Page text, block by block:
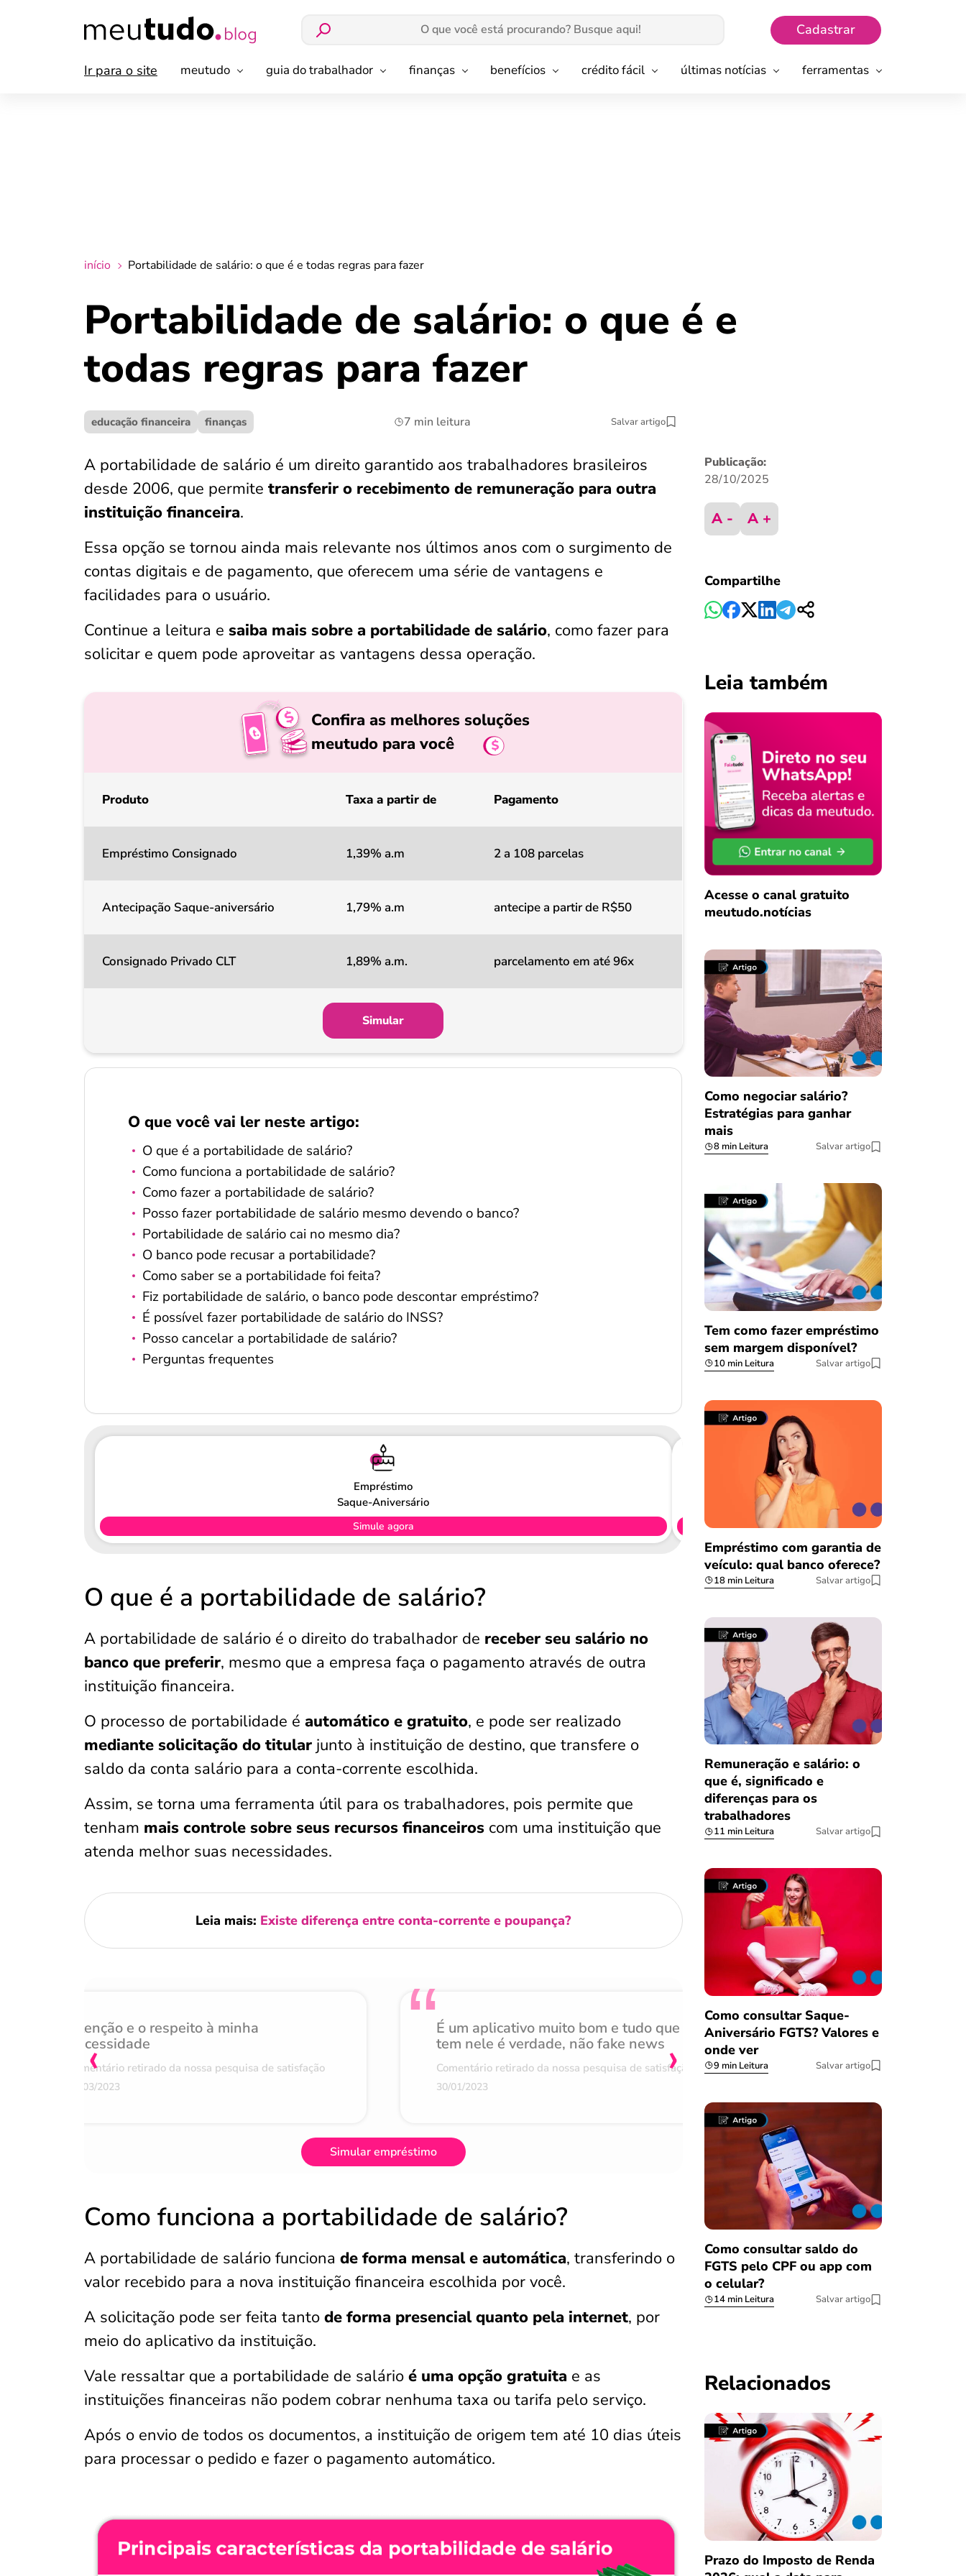
Cadastrar
Ir para o site meutudo guia do trabalhador finanças benefícios crédito fácil últimas notícias ferramentas
início Portabilidade de salário: o que é e todas regras para fazer
Portabilidade de salário: o que é e
todas regras para fazer
educação financeira finanças 7 min leitura Salvar artigo
A portabilidade de salário é um direito garantido aos trabalhadores brasileiros
desde 2006, que permite transferir o recebimento de remuneração para outra
instituição financeira.
Essa opção se tornou ainda mais relevante nos últimos anos com o surgimento de
contas digitais e de pagamento, que oferecem uma série de vantagens e
facilidades para o usuário.
Continue a leitura e saiba mais sobre a portabilidade de salário, como fazer para
solicitar e quem pode aproveitar as vantagens dessa operação.
Confira as melhores soluções
meutudo para você
Produto Taxa a partir de Pagamento
Empréstimo Consignado 1,39% a.m 2 a 108 parcelas
Antecipação Saque-aniversário 1,79% a.m antecipe a partir de R$50
Consignado Privado CLT 1,89% a.m. parcelamento em até 96x
Simular
O que você vai ler neste artigo:
O que é a portabilidade de salário?
Como funciona a portabilidade de salário?
Como fazer a portabilidade de salário?
Posso fazer portabilidade de salário mesmo devendo o banco?
Portabilidade de salário cai no mesmo dia?
O banco pode recusar a portabilidade?
Como saber se a portabilidade foi feita?
Fiz portabilidade de salário, o banco pode descontar empréstimo?
É possível fazer portabilidade de salário do INSS?
Posso cancelar a portabilidade de salário?
Perguntas frequentes
Empréstimo
Saque-Aniversário
Simule agora
O que é a portabilidade de salário?
A portabilidade de salário é o direito do trabalhador de receber seu salário no
banco que preferir, mesmo que a empresa faça o pagamento através de outra
instituição financeira.
O processo de portabilidade é automático e gratuito, e pode ser realizado
mediante solicitação do titular junto à instituição de destino, que transfere o
saldo da conta salário para a conta-corrente escolhida.
Assim, se torna uma ferramenta útil para os trabalhadores, pois permite que
tenham mais controle sobre seus recursos financeiros com uma instituição que
atenda melhor suas necessidades.
Leia mais: Existe diferença entre conta-corrente e poupança?
Atenção e o respeito à minha
necessidade
Comentário retirado da nossa pesquisa de satisfação
07/03/2023
É um aplicativo muito bom e tudo que
tem nele é verdade, não fake news
Comentário retirado da nossa pesquisa de satisfação
30/01/2023
Achei muito rápido,
burocracia
Comentário retirado da nossa
‹ ›
Simular empréstimo
Como funciona a portabilidade de salário?
A portabilidade de salário funciona de forma mensal e automática, transferindo o
valor recebido para a nova instituição financeira escolhida por você.
A solicitação pode ser feita tanto de forma presencial quanto pela internet, por
meio do aplicativo da instituição.
Vale ressaltar que a portabilidade de salário é uma opção gratuita e as
instituições financeiras não podem cobrar nenhuma taxa ou tarifa pelo serviço.
Após o envio de todos os documentos, a instituição de origem tem até 10 dias úteis
para processar o pedido e fazer o pagamento automático.
Publicação:
28/10/2025
A - A +
Compartilhe
Leia também
Acesse o canal gratuito
meutudo.notícias
Como negociar salário?
Estratégias para ganhar
mais
8 min Leitura Salvar artigo
Tem como fazer empréstimo
sem margem disponível?
10 min Leitura Salvar artigo
Empréstimo com garantia de
veículo: qual banco oferece?
18 min Leitura Salvar artigo
Remuneração e salário: o
que é, significado e
diferenças para os
trabalhadores
11 min Leitura Salvar artigo
Como consultar Saque-
Aniversário FGTS? Valores e
onde ver
9 min Leitura Salvar artigo
Como consultar saldo do
FGTS pelo CPF ou app com
o celular?
14 min Leitura Salvar artigo
Relacionados
Prazo do Imposto de Renda